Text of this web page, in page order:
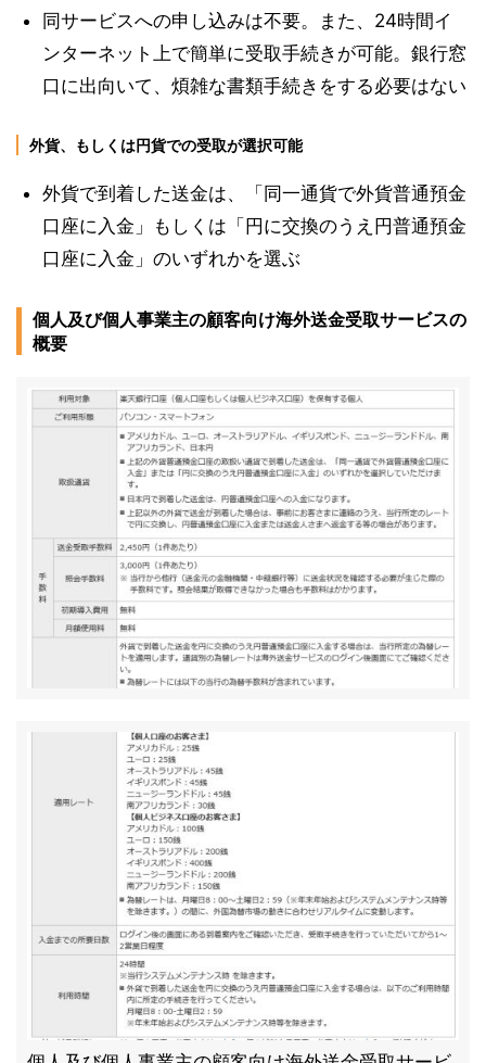
同サービスへの申し込みは不要。また、24時間イ
ンターネット上で簡単に受取手続きが可能。銀行窓
口に出向いて、煩雑な書類手続きをする必要はない
外貨、もしくは円貨での受取が選択可能
外貨で到着した送金は、「同一通貨で外貨普通預金
口座に入金」もしくは「円に交換のうえ円普通預金
口座に入金」のいずれかを選ぶ
個人及び個人事業主の顧客向け海外送金受取サービスの
概要